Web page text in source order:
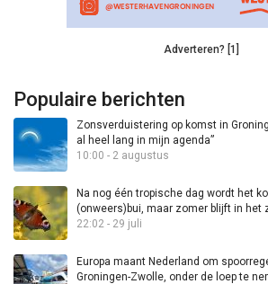
Adverteren? [1]
Populaire berichten
Zonsverduistering op komst in
al heel lang in mijn agenda”
10:00 - 2 augustus
Na nog één tropische dag wordt het
(onweers)bui, maar zomer blijft in het
22:02 - 29 juli
Europa maant Nederland om
Groningen-Zwolle, onder de loep te